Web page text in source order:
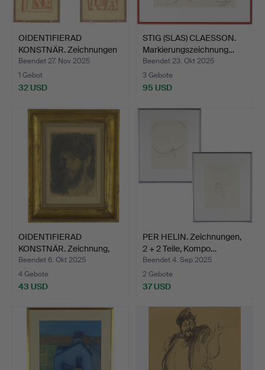
OIDENTIFIERAD
KONSTNÄR. Zeichnungen
mit ro…
Beendet 27. Nov 2025
1 Gebot
32 USD
STIG (SLAS) CLAESSON.
Markierungszeichnung…
Beendet 23. Okt 2025
3 Gebote
95 USD
OIDENTIFIERAD
KONSTNÄR. Zeichnung,
Mann mi…
Beendet 6. Okt 2025
4 Gebote
43 USD
PER HELIN. Zeichnungen,
2 + 2 Teile, Kompo…
Beendet 4. Sep 2025
2 Gebote
37 USD